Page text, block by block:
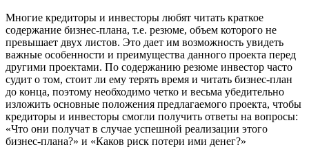
Многие кредиторы и инвесторы любят читать краткое
содержание бизнес-плана, т.е. резюме, объем которого не
превышает двух листов. Это дает им возможность увидеть
важные особенности и преимущества данного проекта перед
другими проектами. По содержанию резюме инвестор часто
судит о том, стоит ли ему терять время и читать бизнес-план
до конца, поэтому необходимо четко и весьма убедительно
изложить основные положения предлагаемого проекта, чтобы
кредиторы и инвесторы смогли получить ответы на вопросы:
«Что они получат в случае успешной реализации этого
бизнес-плана?» и «Каков риск потери ими денег?»